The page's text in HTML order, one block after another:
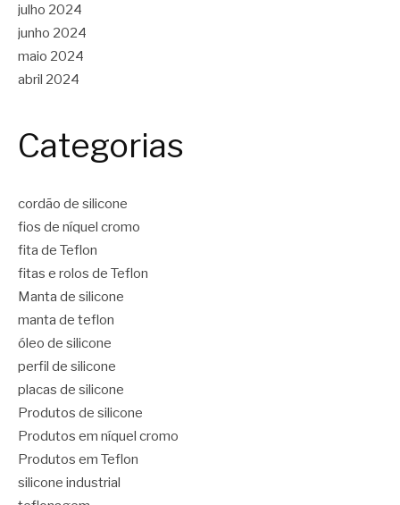
julho 2024
junho 2024
maio 2024
abril 2024
Categorias
cordão de silicone
fios de níquel cromo
fita de Teflon
fitas e rolos de Teflon
Manta de silicone
manta de teflon
óleo de silicone
perfil de silicone
placas de silicone
Produtos de silicone
Produtos em níquel cromo
Produtos em Teflon
silicone industrial